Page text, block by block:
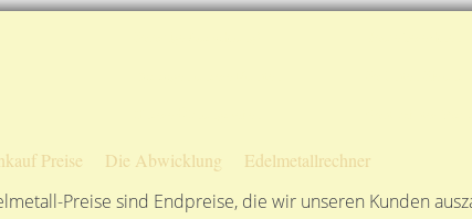
Preise Die Abwicklung Edelmetallrechner
Preise sind Endpreise, die wir unseren Kunden